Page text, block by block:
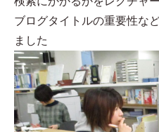
ブログタイトルの重要性な
ました